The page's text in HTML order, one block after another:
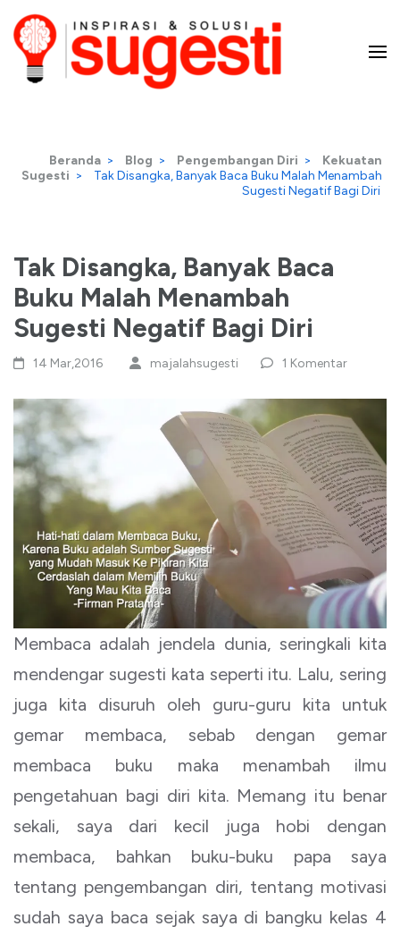
Lompat
ke
konten
Beranda > Blog > Pengembangan Diri >
Kekuatan
Sugesti >
Tak Disangka, Banyak Baca Buku Malah Menambah
Sugesti Negatif Bagi Diri
Tak Disangka, Banyak Baca
Buku Malah Menambah
Sugesti Negatif Bagi Diri
14 Mar,2016 majalahsugesti 1 Komentar
Membaca adalah jendela dunia, seringkali kita
mendengar sugesti kata seperti itu. Lalu, sering
juga kita disuruh oleh guru-guru kita untuk
gemar membaca, sebab dengan gemar
membaca buku maka menambah ilmu
pengetahuan bagi diri kita. Memang itu benar
sekali, saya dari kecil juga hobi dengan
membaca, bahkan buku-buku papa saya
tentang pengembangan diri, tentang motivasi
sudah saya baca sejak saya di bangku kelas 4